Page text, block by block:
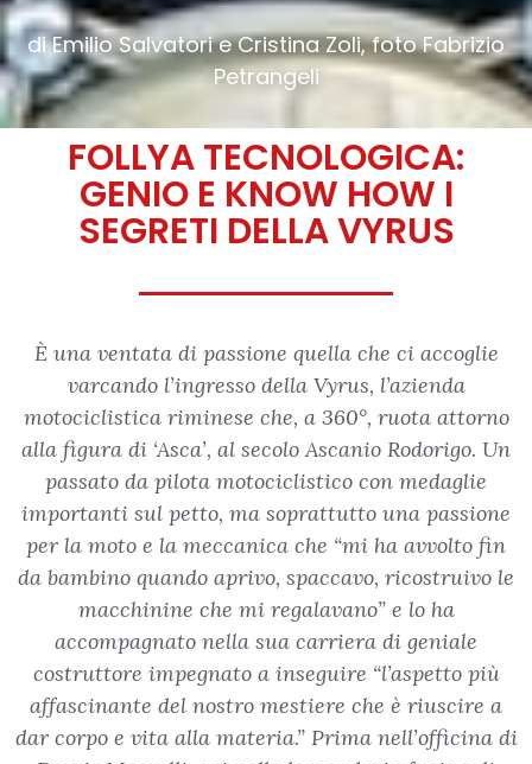
di Emilio Salvatori e Cristina Zoli, foto Fabrizio
Petrangeli
FOLLYA TECNOLOGICA:
GENIO E KNOW HOW I
SEGRETI DELLA VYRUS
È una ventata di passione quella che ci accoglie
varcando l’ingresso della Vyrus, l’azienda
motociclistica riminese che, a 360°, ruota attorno
alla figura di ‘Asca’, al secolo Ascanio Rodorigo. Un
passato da pilota motociclistico con medaglie
importanti sul petto, ma soprattutto una passione
per la moto e la meccanica che “mi ha avvolto fin
da bambino quando aprivo, spaccavo, ricostruivo le
macchinine che mi regalavano” e lo ha
accompagnato nella sua carriera di geniale
costruttore impegnato a inseguire “l’aspetto più
affascinante del nostro mestiere che è riuscire a
dar corpo e vita alla materia.” Prima nell’officina di